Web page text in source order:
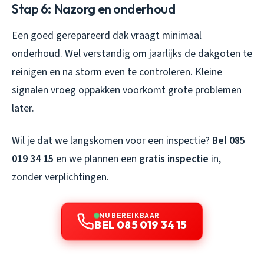
Stap 6: Nazorg en onderhoud
Een goed gerepareerd dak vraagt minimaal
onderhoud. Wel verstandig om jaarlijks de dakgoten te
reinigen en na storm even te controleren. Kleine
signalen vroeg oppakken voorkomt grote problemen
later.
Wil je dat we langskomen voor een inspectie? Bel 085
019 34 15 en we plannen een gratis inspectie in,
zonder verplichtingen.
NU BEREIKBAAR
BEL 085 019 34 15